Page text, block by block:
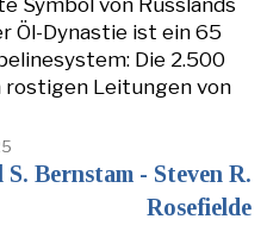
Symbol von Russlands
Öl-Dynastie ist ein 65
Die 2.500
rostigen Leitungen von
S. Bernstam - Steven R.
Rosefielde